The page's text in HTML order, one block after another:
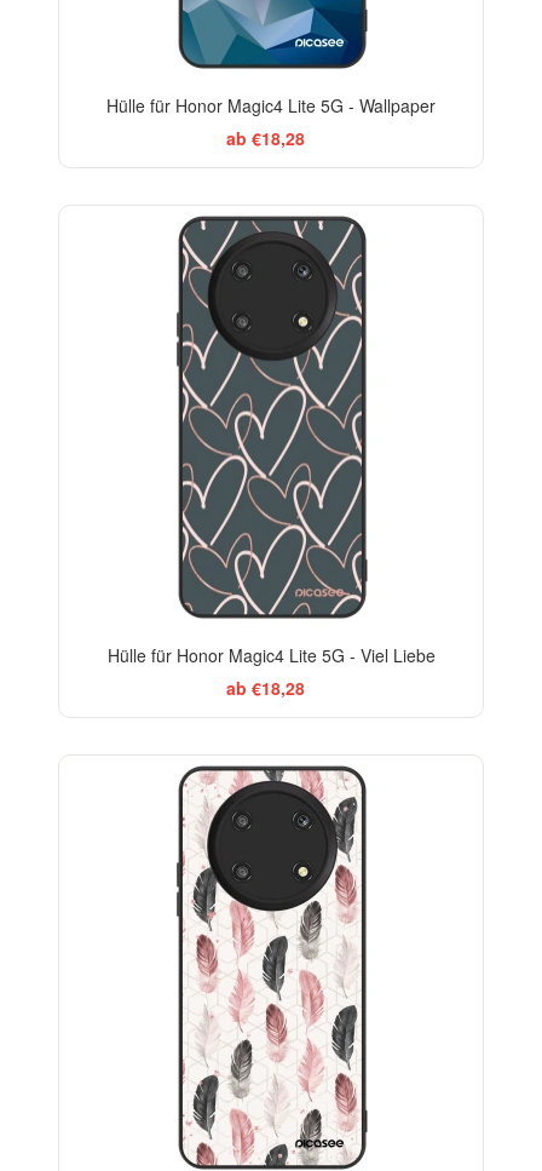
Hülle für Honor Magic4 Lite 5G - Wallpaper
ab €18,28
Hülle für Honor Magic4 Lite 5G - Viel Liebe
ab €18,28